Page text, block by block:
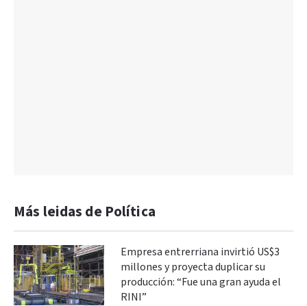
Más leidas de Política
Empresa entrerriana invirtió US$3
millones y proyecta duplicar su
producción: “Fue una gran ayuda el
RINI”